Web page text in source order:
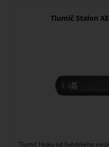
Tlumič Stalon
Tlumič hluku od švédského